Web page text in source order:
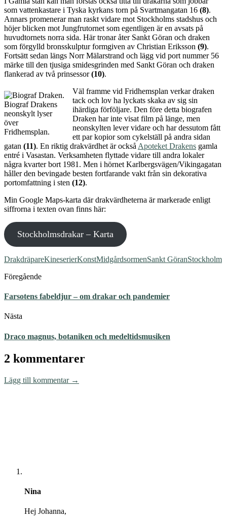
som vattenkastare i Tyska kyrkans torn på Svartmangatan 16 (8).
Annars promenerar man raskt vidare mot Stockholms stadshus och
höjer blicken mot Jungfrutornet som egentligen är en avsats på
huvudtornets norra sida. Här tronar åter Sankt Göran och draken
som förgylld bronsskulptur formgiven av Christian Eriksson (9).
Fortsätt sedan längs Norr Mälarstrand och lägg vid port nummer 56
märke till den tjusiga smidesgrinden med Sankt Göran och draken
flankerad av två prinsessor(10).
Biograf Drakens
neonskylt lyser
över
Fridhemsplan.
Väl framme vid Fridhemsplan verkar draken
tack och lov ha lyckats skaka av sig sin
ihärdiga förföljare. Den före detta biografen
Draken har inte visat film på länge, men
neonskylten lever vidare och har dessutom fått
ett par kopior som cykelställ på andra sidan
gatan (11). En riktig drakvärdhet är också Apoteket Drakens gamla
entré i Vasastan. Verksamheten flyttade vidare till andra lokaler
några kvarter bort 1981. Men i hörnet Karlbergsvägen/Vikingagatan
håller den bevingade besten fortfarande vakt från sin dekorativa
portomfattning i sten (12).
Min Google Maps-karta där drakvärdheterna är markerade enligt
siffrorna i texten ovan finns här:
Stockholmsdrakar – Karta
DrakdräpareKineserierKonstMidgårdsormenSankt GöranStockholm
Föregående
Farsotens fabeldjur – om drakar och pandemier
Nästa
Draco magnus, botaniken och medeltidsmusiken
2 kommentarer
Lägg till kommentar →
Nina
Hej Johanna,